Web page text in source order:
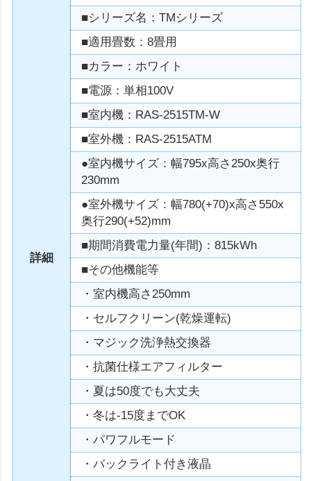
詳細
■シリーズ名：TMシリーズ
■適用畳数：8畳用
■カラー：ホワイト
■電源：単相100V
■室内機：RAS-2515TM-W
■室外機：RAS-2515ATM
●室内機サイズ：幅795x高さ250x奥行
230mm
●室外機サイズ：幅780(+70)x高さ550x
奥行290(+52)mm
■期間消費電力量(年間)：815kWh
■その他機能等
・室内機高さ250mm
・セルフクリーン(乾燥運転)
・マジック洗浄熱交換器
・抗菌仕様エアフィルター
・夏は50度でも大丈夫
・冬は-15度までOK
・パワフルモード
・バックライト付き液晶